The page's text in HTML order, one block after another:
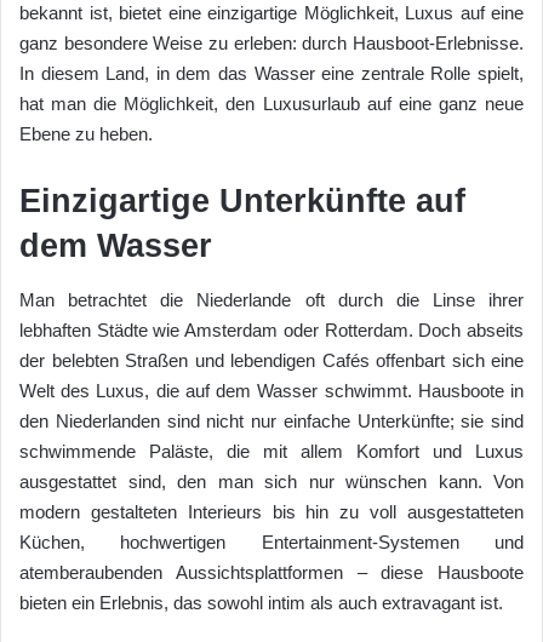
bekannt ist, bietet eine einzigartige Möglichkeit, Luxus auf eine
ganz besondere Weise zu erleben: durch Hausboot-Erlebnisse.
In diesem Land, in dem das Wasser eine zentrale Rolle spielt,
hat man die Möglichkeit, den Luxusurlaub auf eine ganz neue
Ebene zu heben.
Einzigartige Unterkünfte auf
dem Wasser
Man betrachtet die Niederlande oft durch die Linse ihrer
lebhaften Städte wie Amsterdam oder Rotterdam. Doch abseits
der belebten Straßen und lebendigen Cafés offenbart sich eine
Welt des Luxus, die auf dem Wasser schwimmt. Hausboote in
den Niederlanden sind nicht nur einfache Unterkünfte; sie sind
schwimmende Paläste, die mit allem Komfort und Luxus
ausgestattet sind, den man sich nur wünschen kann. Von
modern gestalteten Interieurs bis hin zu voll ausgestatteten
Küchen, hochwertigen Entertainment-Systemen und
atemberaubenden Aussichtsplattformen – diese Hausboote
bieten ein Erlebnis, das sowohl intim als auch extravagant ist.